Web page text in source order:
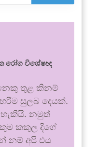
රෝග විශේෂඥ
තුළ කිනම්
සුලබ දෙයක්.
නමුත්
කකුල දිගේ
නම් අපි එය